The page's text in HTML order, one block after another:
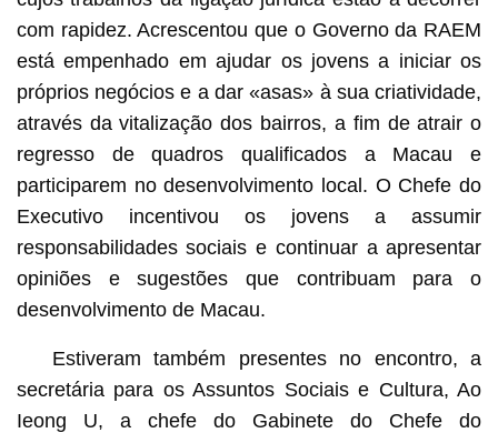
com rapidez. Acrescentou que o Governo da RAEM
está empenhado em ajudar os jovens a iniciar os
próprios negócios e a dar «asas» à sua criatividade,
através da vitalização dos bairros, a fim de atrair o
regresso de quadros qualificados a Macau e
participarem no desenvolvimento local. O Chefe do
Executivo incentivou os jovens a assumir
responsabilidades sociais e continuar a apresentar
opiniões e sugestões que contribuam para o
desenvolvimento de Macau.
Estiveram também presentes no encontro, a
secretária para os Assuntos Sociais e Cultura, Ao
Ieong U, a chefe do Gabinete do Chefe do